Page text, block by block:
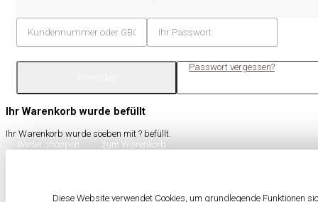
Passwort vergessen?
Ihr Warenkorb wurde befüllt
Ihr Warenkorb wurde soeben mit ? befüllt.
Weiter shoppen
zum Warenkorb
Diese Website verwendet Cookies, um grundlegende Funktionen